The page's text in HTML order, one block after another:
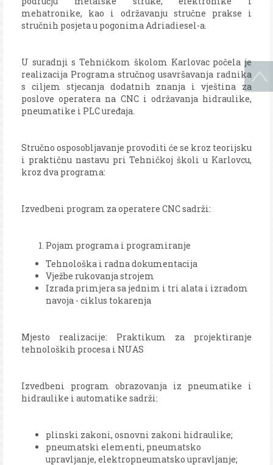
mehatronike, kao i održavanju stručne prakse i
stručnih posjeta u pogonima Adriadiesel-a.
U suradnji s Tehničkom školom Karlovac počela je
realizacija Programa stručnog usavršavanja radnika
s ciljem stjecanja dodatnih znanja i vještina za
poslove operatera na CNC i održavanja hidraulike,
pneumatike i PLC uređaja.
Stručno osposobljavanje provoditi će se kroz teorijsku
i praktičnu nastavu pri Tehničkoj školi u Karlovcu,
kroz dva programa:
Izvedbeni program za operatere CNC sadrži:
Pojam programa i programiranje
Tehnološka i radna dokumentacija
Vježbe rukovanja strojem
Izrada primjera sa jednim i tri alata i izradom
navoja - ciklus tokarenja
Mjesto realizacije: Praktikum za projektiranje
tehnoloških procesa i NUAS
Izvedbeni program obrazovanja iz pneumatike i
hidraulike i automatike sadrži:
plinski zakoni, osnovni zakoni hidraulike;
pneumatski elementi, pneumatsko
upravljanje, elektropneumatsko upravljanje;